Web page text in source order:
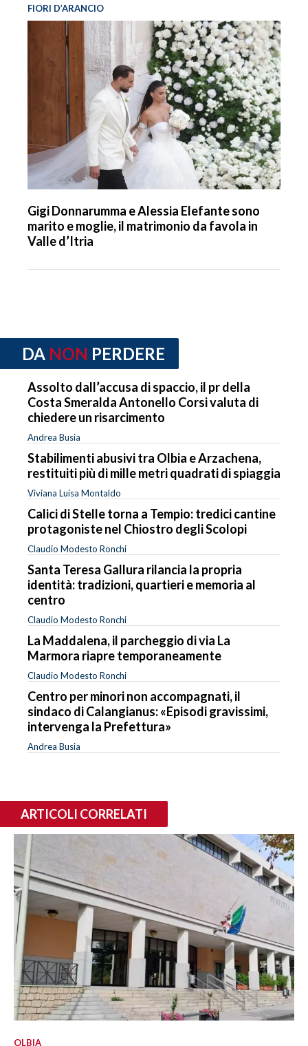
FIORI D’ARANCIO
Gigi Donnarumma e Alessia Elefante sono
marito e moglie, il matrimonio da favola in
Valle d’Itria
DA NON PERDERE
Assolto dall’accusa di spaccio, il pr della
Costa Smeralda Antonello Corsi valuta di
chiedere un risarcimento
Andrea Busia
Stabilimenti abusivi tra Olbia e Arzachena,
restituiti più di mille metri quadrati di spiaggia
Viviana Luisa Montaldo
Calici di Stelle torna a Tempio: tredici cantine
protagoniste nel Chiostro degli Scolopi
Claudio Modesto Ronchi
Santa Teresa Gallura rilancia la propria
identità: tradizioni, quartieri e memoria al
centro
Claudio Modesto Ronchi
La Maddalena, il parcheggio di via La
Marmora riapre temporaneamente
Claudio Modesto Ronchi
Centro per minori non accompagnati, il
sindaco di Calangianus: «Episodi gravissimi,
intervenga la Prefettura»
Andrea Busia
ARTICOLI CORRELATI
OLBIA